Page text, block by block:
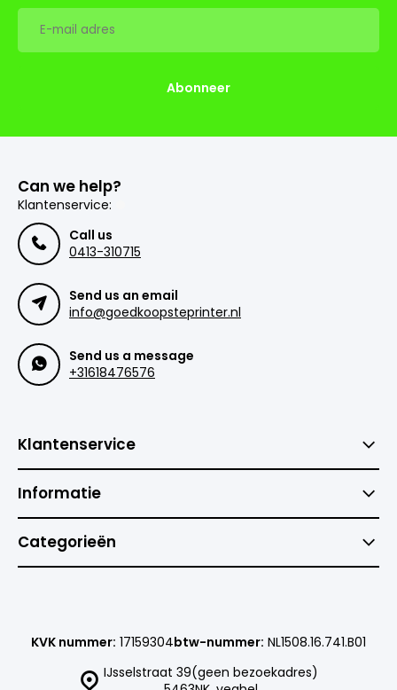
Abonneer
Can we help?
Klantenservice:
Call us
0413-310715
Send us an email
info@goedkoopsteprinter.nl
Send us a message
+31618476576
Klantenservice
Informatie
Categorieën
IJsselstraat 39(geen bezoekadres)
KVK nummer: 17159304btw-nummer: NL1508.16.741.B01